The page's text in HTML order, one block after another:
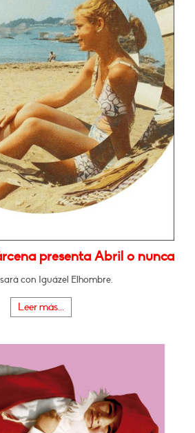
presenta Abril o nunca
con Iguázel Elhombre.
Leer más...